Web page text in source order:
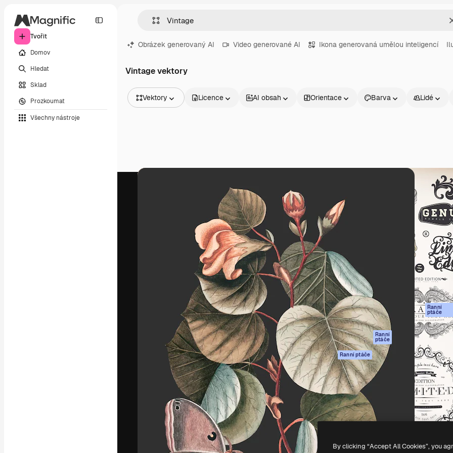
Tvořit
Domov
Hledat
Sklad
Prozkoumat
Všechny nástroje
Obrázek generovaný AI Video generované AI Ikona generovaná umělou inteligencí
Vintage vektory
Vektory
Videa
Licence AI obsah Orientace Barva Lidé
Kreativní platforma pro tvorbu vaší nejlepší
práce. Více než 1 milion předplatitelů napříč
kreativci, podniky, agenturami a studii.
Čeština
Produkty
Spaces
AI asistent
AI generátor
obrázků
AI generátor videa
AI hlasový
generátor
Stock obsah
MCP pro
Claude/ChatGPT
Ranní
ptáče
Agenti Ranní ptáče
API
Mobilní aplikace
Všechny nástroje
Magnific
Začněte
Academy
Dokumentace
Podmínky použití
Zásady ochrany
osobních údajů
Originály Ranní
ptáče
Zásady používání
souborů cookie
Centrum důvěry
Partneři
Copyright © 2010-2026Freepik Company S.L.U. Všechna práva vyhrazena
By clicking “Accept All Cookies”, you